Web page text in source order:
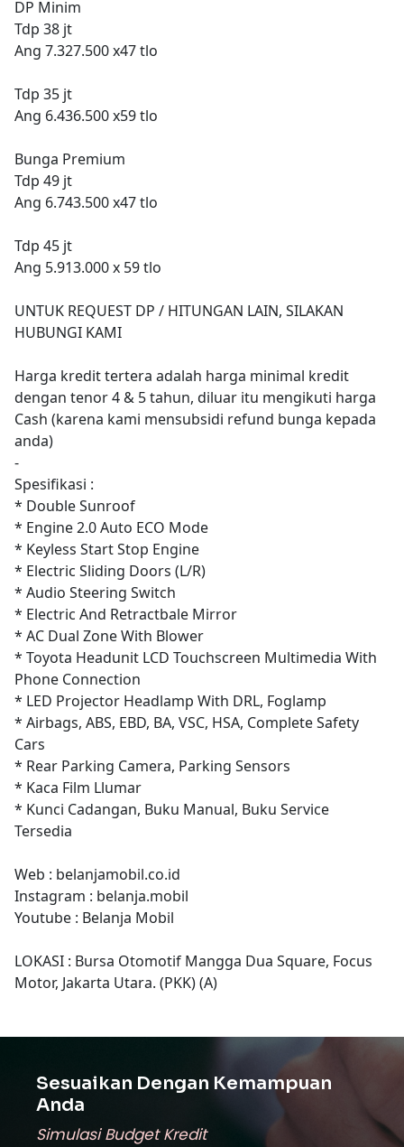
DP Minim
Tdp 38 jt
Ang 7.327.500 x47 tlo
Tdp 35 jt
Ang 6.436.500 x59 tlo
Bunga Premium
Tdp 49 jt
Ang 6.743.500 x47 tlo
Tdp 45 jt
Ang 5.913.000 x 59 tlo
UNTUK REQUEST DP / HITUNGAN LAIN, SILAKAN
HUBUNGI KAMI
Harga kredit tertera adalah harga minimal kredit
dengan tenor 4 & 5 tahun, diluar itu mengikuti harga
Cash (karena kami mensubsidi refund bunga kepada
anda)
-
Spesifikasi :
* Double Sunroof
* Engine 2.0 Auto ECO Mode
* Keyless Start Stop Engine
* Electric Sliding Doors (L/R)
* Audio Steering Switch
* Electric And Retractbale Mirror
* AC Dual Zone With Blower
* Toyota Headunit LCD Touchscreen Multimedia With
Phone Connection
* LED Projector Headlamp With DRL, Foglamp
* Airbags, ABS, EBD, BA, VSC, HSA, Complete Safety
Cars
* Rear Parking Camera, Parking Sensors
* Kaca Film Llumar
* Kunci Cadangan, Buku Manual, Buku Service
Tersedia
Web : belanjamobil.co.id
Instagram : belanja.mobil
Youtube : Belanja Mobil
LOKASI : Bursa Otomotif Mangga Dua Square, Focus
Motor, Jakarta Utara. (PKK) (A)
Sesuaikan Dengan Kemampuan
Anda
Simulasi Budget Kredit